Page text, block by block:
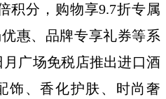
积分，购物享9.7折专属
惠、品牌专享礼券等系
广场免税店推出进口酒
饰、香化护肤、时尚奢